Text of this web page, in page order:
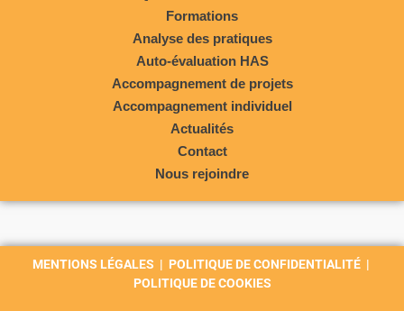
Formations
Analyse des pratiques
Auto-évaluation HAS
Accompagnement de projets
Accompagnement individuel
Actualités
Contact
Nous rejoindre
MENTIONS LÉGALES | POLITIQUE DE CONFIDENTIALITÉ|
POLITIQUE DE COOKIES